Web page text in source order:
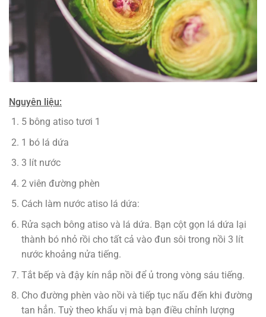
Nguyên liệu:
5 bông atiso tươi 1
1 bó lá dứa
3 lít nước
2 viên đường phèn
Cách làm nước atiso lá dứa:
Rửa sạch bông atiso và lá dứa. Bạn cột gọn lá dứa lại
thành bó nhỏ rồi cho tất cả vào đun sôi trong nồi 3 lít
nước khoảng nửa tiếng.
Tắt bếp và đậy kín nắp nồi để ủ trong vòng sáu tiếng.
Cho đường phèn vào nồi và tiếp tục nấu đến khi đường
tan hẳn. Tuỳ theo khẩu vị mà bạn điều chỉnh lượng